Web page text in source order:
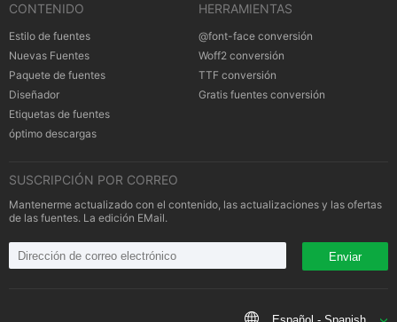
Notificación
CONTENIDO
Estilo de fuentes
Nuevas Fuentes
Paquete de fuentes
Diseñador
Etiquetas de fuentes
óptimo descargas
HERRAMIENTAS
@font-face conversión
Woff2 conversión
TTF conversión
Gratis fuentes conversión
SUSCRIPCIÓN POR CORREO
Mantenerme actualizado con el contenido, las actualizaciones y las ofertas
de las fuentes. La edición EMail.
Enviar